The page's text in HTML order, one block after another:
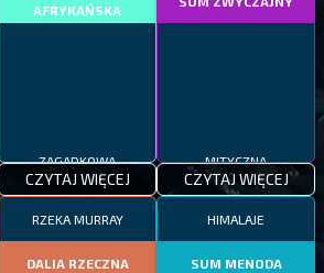
AFRYKAŃSKA
CZYTAJ WIĘCEJ CZYTAJ WIĘCEJ
RZEKA MURRAY
DALIA RZECZNA
HIMALAJE
SUM MENODA